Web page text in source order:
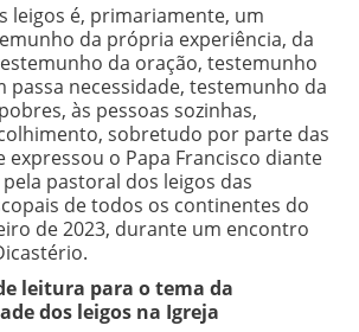
leigos é, primariamente, um
da própria experiência, da
da oração, testemunho
passa necessidade, testemunho da
às pessoas sozinhas,
sobretudo por parte das
expressou o Papa Francisco diante
pastoral dos leigos das
de todos os continentes do
de 2023, durante um encontro
leitura para o tema da
dos leigos na Igreja